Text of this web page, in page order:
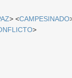
> <CAMPESINADO
>